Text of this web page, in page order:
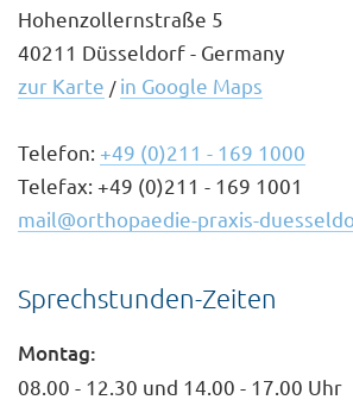
Hohenzollernstraße 5
40211 Düsseldorf - Germany
zur Karte / in Google Maps
Telefon: +49 (0)211 - 169 1000
Telefax: +49 (0)211 - 169 1001
mail@orthopaedie-praxis-
Sprechstunden-Zeiten
Montag:
08.00 - 12.30 und 14.00 - 17.00 Uhr